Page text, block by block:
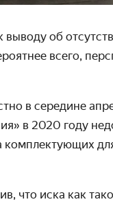
об
всего,
в середине
в 2020 году
комплектующих
что иска как